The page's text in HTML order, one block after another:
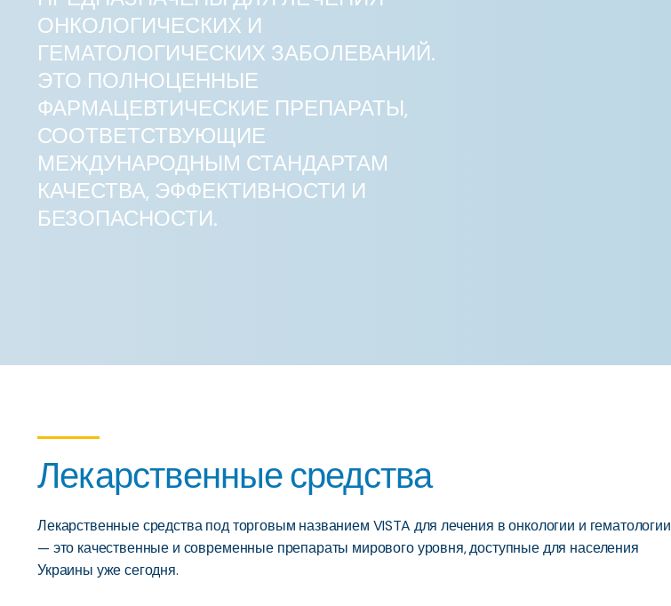
ОНКОЛОГИЧЕСКИХ И
ГЕМАТОЛОГИЧЕСКИХ ЗАБОЛЕВАНИЙ.
ЭТО ПОЛНОЦЕННЫЕ
ФАРМАЦЕВТИЧЕСКИЕ ПРЕПАРАТЫ,
СООТВЕТСТВУЮЩИЕ
МЕЖДУНАРОДНЫМ СТАНДАРТАМ
КАЧЕСТВА, ЭФФЕКТИВНОСТИ И
БЕЗОПАСНОСТИ.
Лекарственные средства
Лекарственные средства под торговым названием VISTA для лечения в онкологии и гематологии
— это качественные и современные препараты мирового уровня, доступные для населения
Украины уже сегодня.